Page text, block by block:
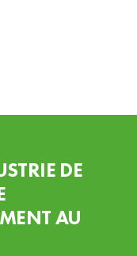
DE
AU